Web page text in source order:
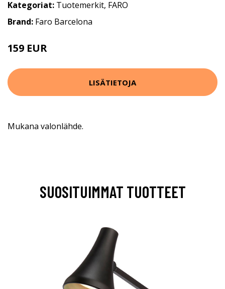
Kategoriat: Tuotemerkit, FARO
Brand: Faro Barcelona
159 EUR
LISÄTIETOJA
Mukana valonlähde.
SUOSITUIMMAT TUOTTEET